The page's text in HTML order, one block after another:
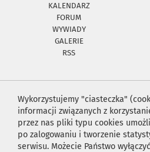
KALENDARZ
FORUM
WYWIADY
GALERIE
RSS
Wykorzystujemy "ciasteczka"
informacji związanych z
przez nas pliki typu cookies
po zalogowaniu i tworzenie
serwisu. Możecie Państwo